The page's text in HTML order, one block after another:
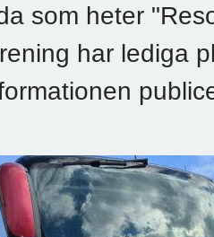
som heter
har lediga